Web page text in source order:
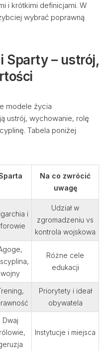
i krótkimi definicjami. W
wybrać poprawną
Sparty – ustrój,
modele życia
ustrój, wychowanie, rolę
Tabela poniżej
Na co zwrócić
uwagę
i
Udział w
zgromadzeniu vs
kontrola wojskowa
wojny
Różne cele
edukacji
Priorytety i ideał
obywatela
Dwaj
Instytucje i miejsca